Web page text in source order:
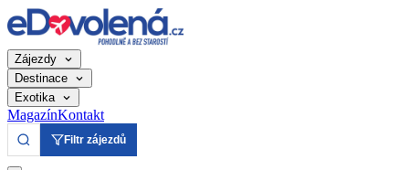
Zájezdy
Destinace
Exotika
MagazínKontakt
Filtr zájezdů